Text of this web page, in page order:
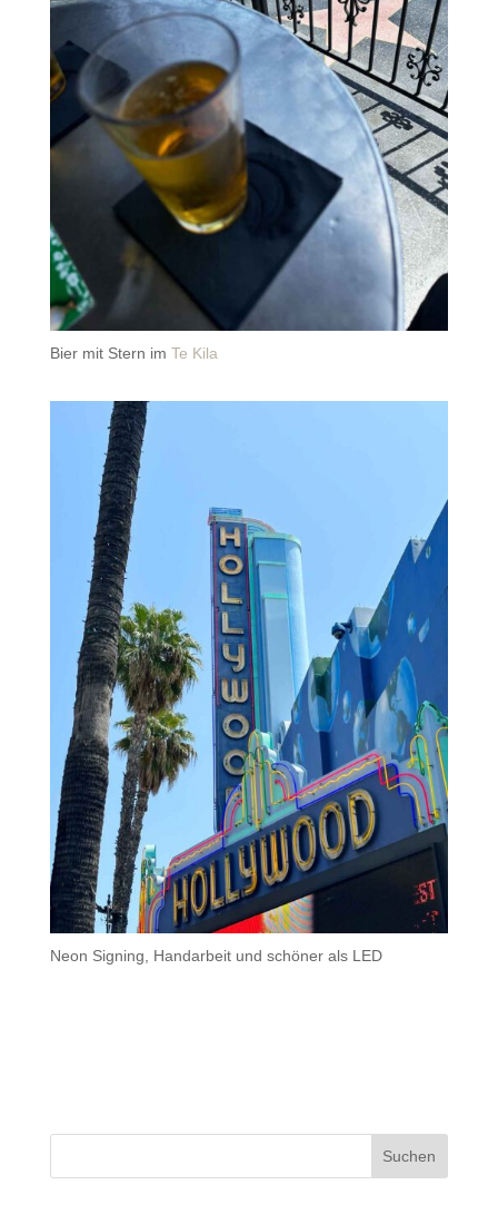
Bier mit Stern im Te Kila
Neon Signing, Handarbeit und schöner als LED
Suchen